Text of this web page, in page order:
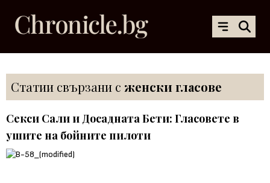
Статии свързани с женски гласове
Секси Сали и Досадната Бети: Гласовете в
ушите на бойните пилоти